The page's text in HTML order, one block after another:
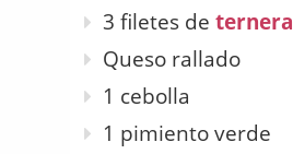
3 filetes de ternera
Queso rallado
1 cebolla
1 pimiento verde